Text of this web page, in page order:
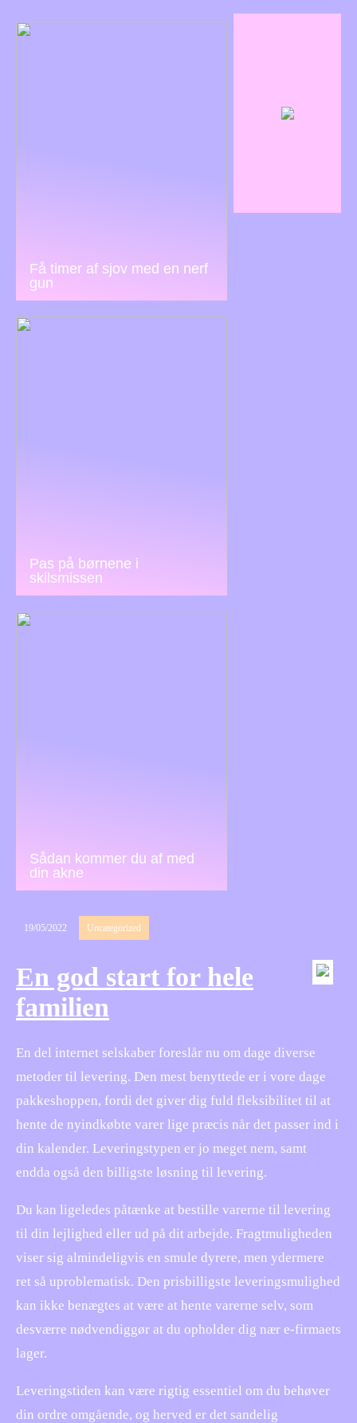
Få timer af sjov med en nerf
gun
Pas på børnene i
skilsmissen
Sådan kommer du af med
din akne
19/05/2022 Uncategorized
En god start for hele
familien
En del internet selskaber foreslår nu om dage diverse
metoder til levering. Den mest benyttede er i vore dage
pakkeshoppen, fordi det giver dig fuld fleksibilitet til at
hente de nyindkøbte varer lige præcis når det passer ind i
din kalender. Leveringstypen er jo meget nem, samt
endda også den billigste løsning til levering.
Du kan ligeledes påtænke at bestille varerne til levering
til din lejlighed eller ud på dit arbejde. Fragtmuligheden
viser sig almindeligvis en smule dyrere, men ydermere
ret så uproblematisk. Den prisbilligste leveringsmulighed
kan ikke benægtes at være at hente varerne selv, som
desværre nødvendiggør at du opholder dig nær e-firmaets
lager.
Leveringstiden kan være rigtig essentiel om du behøver
din ordre omgående, og herved er det sandelig